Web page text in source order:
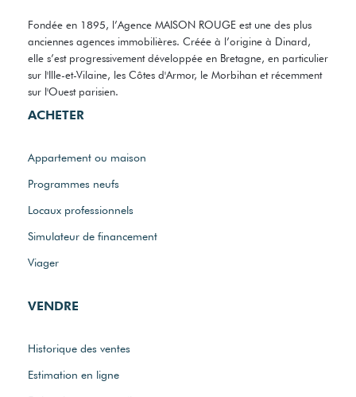
Fondée en 1895, l’Agence MAISON ROUGE est une des plus
anciennes agences immobilières. Créée à l’origine à Dinard,
elle s’est progressivement développée en Bretagne, en particulier
sur l'Ille-et-Vilaine, les Côtes d'Armor, le Morbihan et récemment
sur l'Ouest parisien.
ACHETER
Appartement ou maison
Programmes neufs
Locaux professionnels
Simulateur de financement
Viager
VENDRE
Historique des ventes
Estimation en ligne